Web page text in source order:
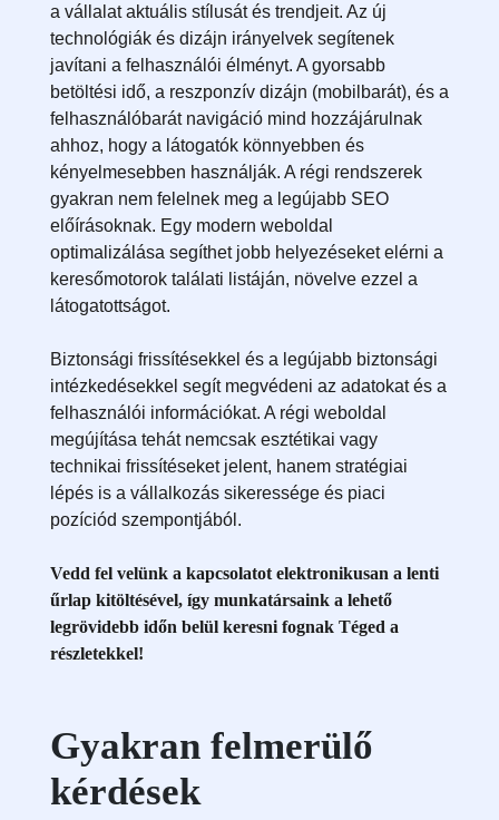
a vállalat aktuális stílusát és trendjeit. Az új
technológiák és dizájn irányelvek segítenek
javítani a felhasználói élményt. A gyorsabb
betöltési idő, a reszponzív dizájn (mobilbarát), és a
felhasználóbarát navigáció mind hozzájárulnak
ahhoz, hogy a látogatók könnyebben és
kényelmesebben használják. A régi rendszerek
gyakran nem felelnek meg a legújabb SEO
előírásoknak. Egy modern weboldal
optimalizálása segíthet jobb helyezéseket elérni a
keresőmotorok találati listáján, növelve ezzel a
látogatottságot.
Biztonsági frissítésekkel és a legújabb biztonsági
intézkedésekkel segít megvédeni az adatokat és a
felhasználói információkat. A régi weboldal
megújítása tehát nemcsak esztétikai vagy
technikai frissítéseket jelent, hanem stratégiai
lépés is a vállalkozás sikeressége és piaci
pozíciód szempontjából.
Vedd fel velünk a kapcsolatot elektronikusan a lenti
űrlap kitöltésével, így munkatársaink a lehető
legrövidebb időn belül keresni fognak Téged a
részletekkel!
Gyakran felmerülő
kérdések